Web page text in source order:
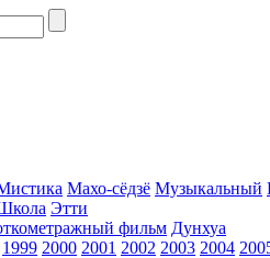
Махо-сёдзё Музыкальный
Этти
фильм Дунхуа
1999 2000 2001 2002 2003 2004